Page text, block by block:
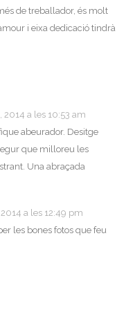
de treballador, és molt
i eixa dedicació tindrà
2014 a les 10:53 am
abeurador. Desitge
que milloreu les
Una abraçada
a les 12:49 pm
les bones fotos que feu